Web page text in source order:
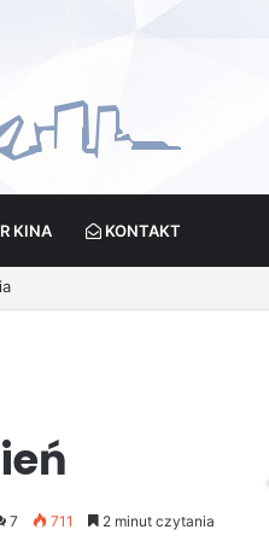
KINA KONTAKT
7 711 2 minut czytania